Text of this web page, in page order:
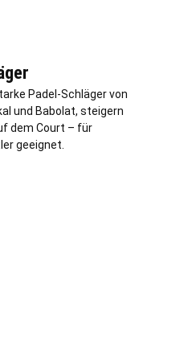
Padel-Schläger von
und Babolat, steigern
dem Court – für
geeignet.